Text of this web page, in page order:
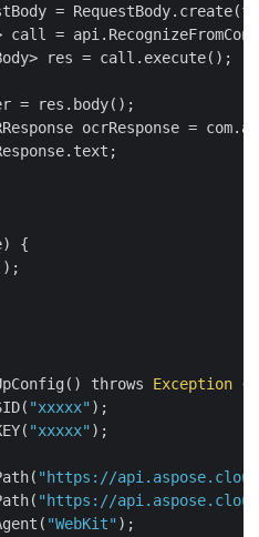
=
call =
res = call.execute();
= res.body();
ocrResponse =
{
throws Exception {
"xxxxx" );
"xxxxx" );
"https://
"https://
"WebKit" );